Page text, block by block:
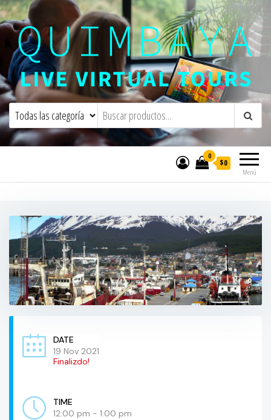
Quimbaya Virtual ToursLive Interactive Virtual Tours and
Menú
0
$0
DATE
19 Nov 2021
Finalizdo!
TIME
12:00 pm - 1:00 pm